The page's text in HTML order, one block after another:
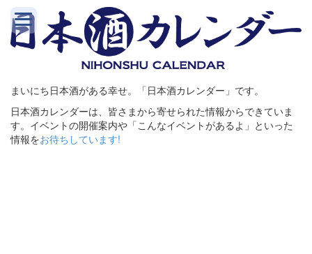
まいにち日本酒がある幸せ。「日本酒カレンダー」です。
日本酒カレンダーは、皆さまから寄せられた情報からできていま
す。イベントの開催案内や「こんなイベントがあるよ」といった
情報をお待ちしています!